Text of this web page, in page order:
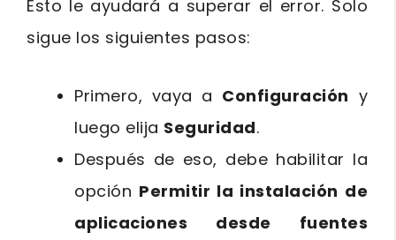
Esto le ayudará a superar el error. Solo
sigue los siguientes pasos:
Primero, vaya a Configuración y
luego elija Seguridad.
Después de eso, debe habilitar la
opción Permitir la instalación de
aplicaciones desde fuentes